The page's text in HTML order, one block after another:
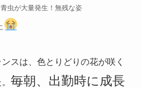
虫が大量発生！無残な姿
ンスは、色とりどりの花が咲く
毎朝、出勤時に成長